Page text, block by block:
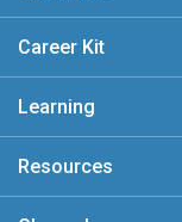
Career Kit
Learning
Resources